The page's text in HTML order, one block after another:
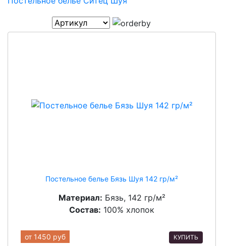
Постельное белье Бязь Шуя 142 гр/м²
Материал: Бязь, 142 гр/м²
Состав: 100% хлопок
от 1450 руб КУПИТЬ